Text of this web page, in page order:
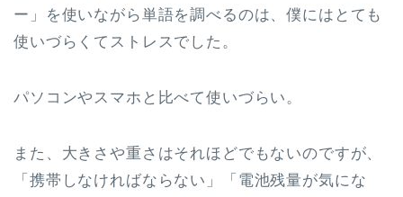
ー」を使いながら単語を調べるのは、僕にはとても
使いづらくてストレスでした。
パソコンやスマホと比べて使いづらい。
また、大きさや重さはそれほどでもないのですが、
「携帯しなければならない」「電池残量が気にな